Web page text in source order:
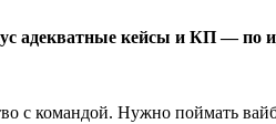
адекватные кейсы и КП — по
с командой. Нужно поймать